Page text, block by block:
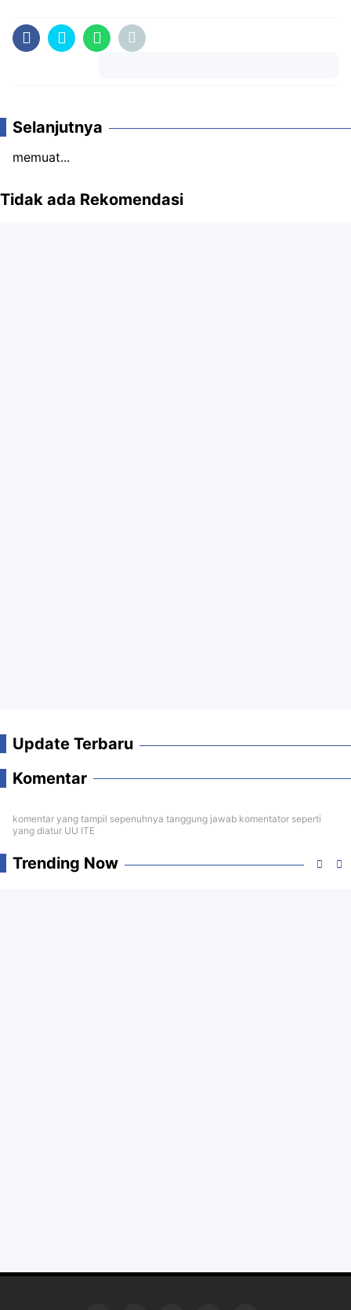
Selanjutnya
memuat...
Tidak ada Rekomendasi
Update Terbaru
Komentar
komentar yang tampil sepenuhnya tanggung jawab komentator seperti
yang diatur UU ITE
Trending Now